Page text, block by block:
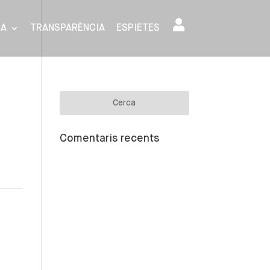
TRANSPARÈNCIA ESPIETES
Comentaris recents